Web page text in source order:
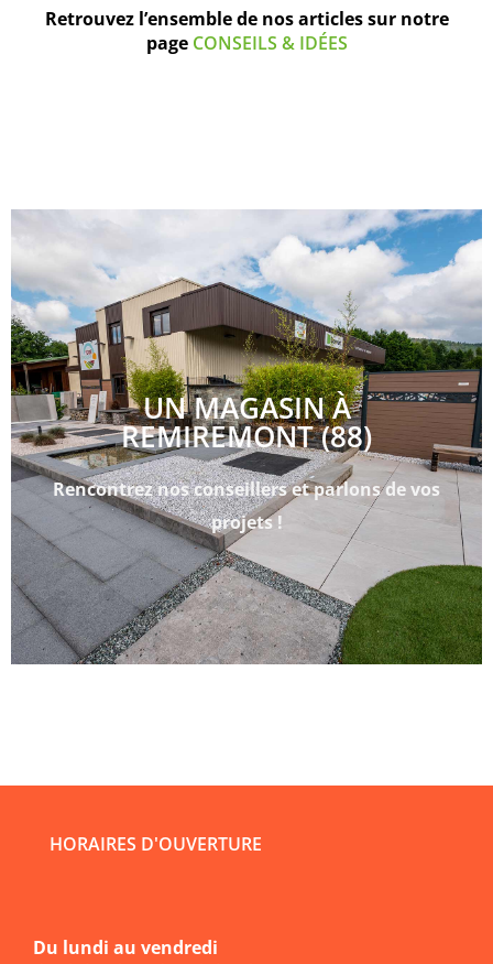
Retrouvez l’ensemble de nos articles sur notre
page CONSEILS & IDÉES
UN MAGASIN À
REMIREMONT (88)
Rencontrez nos conseillers et parlons de vos
projets !
HORAIRES D'OUVERTURE
Du lundi au vendredi